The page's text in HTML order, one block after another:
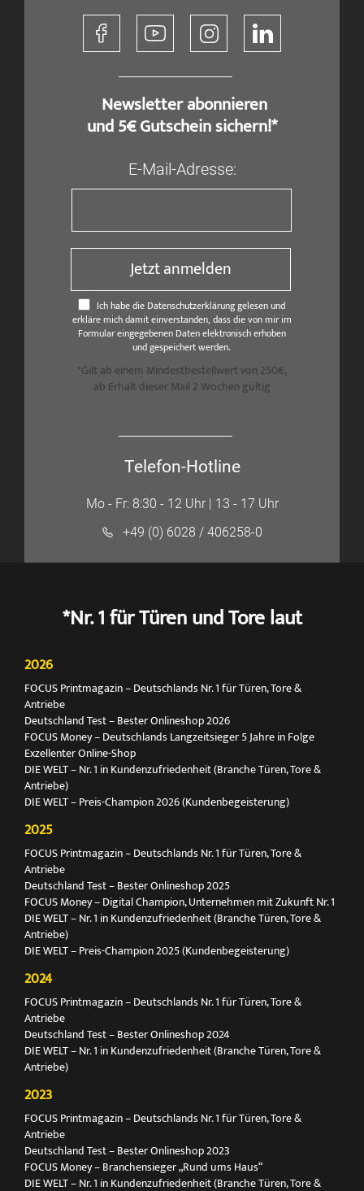
​ Newsletter abonnieren
und 5€ Gutschein sichern!*
E-Mail-Adresse:
Jetzt anmelden
Ich habe die Datenschutzerklärung gelesen und
erkläre mich damit einverstanden, dass die von mir im
Formular eingegebenen Daten elektronisch erhoben
und gespeichert werden.
*Gilt ab einem Mindestbestellwert von 250€,
ab Erhalt dieser Mail 2 Wochen gültig
Telefon-Hotline
Mo - Fr: 8:30 - 12 Uhr | 13 - 17 Uhr
+49 (0) 6028 / 406258-0
*Nr. 1 für Türen und Tore laut
2026
FOCUS Printmagazin – Deutschlands Nr. 1 für Türen, Tore &
Antriebe
Deutschland Test – Bester Onlineshop 2026
FOCUS Money – Deutschlands Langzeitsieger 5 Jahre in Folge
Exzellenter Online-Shop
DIE WELT – Nr. 1 in Kundenzufriedenheit (Branche Türen, Tore &
Antriebe)
DIE WELT – Preis-Champion 2026 (Kundenbegeisterung)
2025
FOCUS Printmagazin – Deutschlands Nr. 1 für Türen, Tore &
Antriebe
Deutschland Test – Bester Onlineshop 2025
FOCUS Money – Digital Champion, Unternehmen mit Zukunft Nr. 1
DIE WELT – Nr. 1 in Kundenzufriedenheit (Branche Türen, Tore &
Antriebe)
DIE WELT – Preis-Champion 2025 (Kundenbegeisterung)
2024
FOCUS Printmagazin – Deutschlands Nr. 1 für Türen, Tore &
Antriebe
Deutschland Test – Bester Onlineshop 2024
DIE WELT – Nr. 1 in Kundenzufriedenheit (Branche Türen, Tore &
Antriebe)
2023
FOCUS Printmagazin – Deutschlands Nr. 1 für Türen, Tore &
Antriebe
Deutschland Test – Bester Onlineshop 2023
FOCUS Money – Branchensieger „Rund ums Haus“
DIE WELT – Nr. 1 in Kundenzufriedenheit (Branche Türen, Tore &